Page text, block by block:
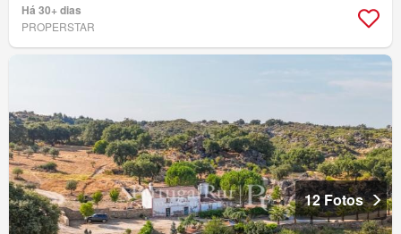
Há 30+ dias
PROPERSTAR
12 Fotos